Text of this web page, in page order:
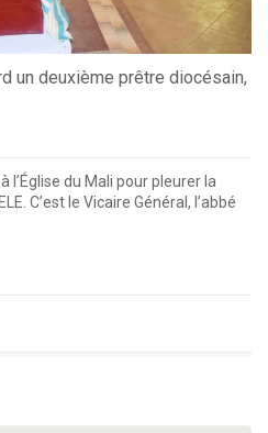
un deuxième prêtre diocésain,
l’Église du Mali pour pleurer la
C’est le Vicaire Général, l’abbé